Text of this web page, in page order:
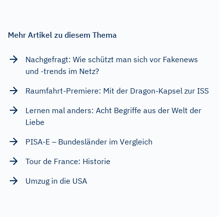
Mehr Artikel zu diesem Thema
Nachgefragt: Wie schützt man sich vor Fakenews
und -trends im Netz?
Raumfahrt-Premiere: Mit der Dragon-Kapsel zur ISS
Lernen mal anders: Acht Begriffe aus der Welt der
Liebe
PISA-E – Bundesländer im Vergleich
Tour de France: Historie
Umzug in die USA